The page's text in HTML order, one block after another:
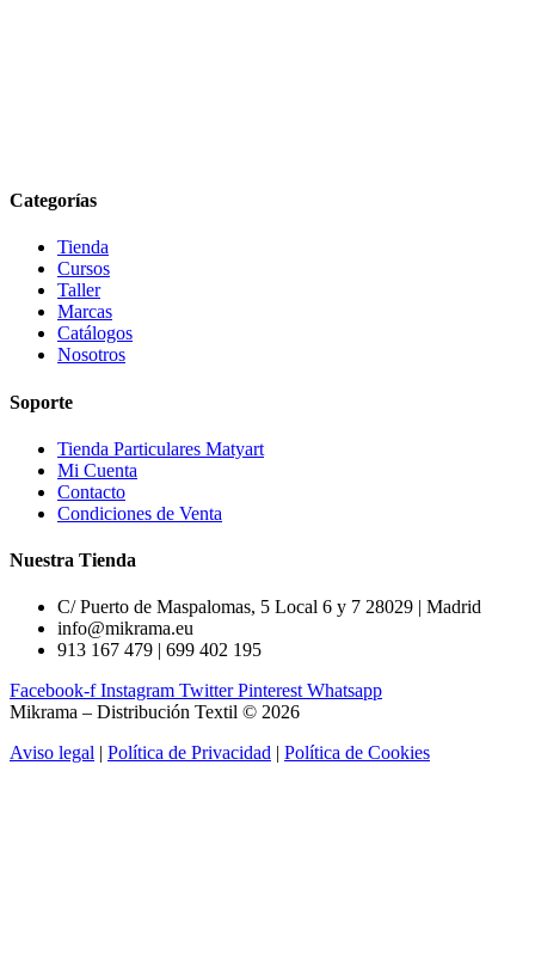
Categorías
Tienda
Cursos
Taller
Marcas
Catálogos
Nosotros
Soporte
Tienda Particulares Matyart
Mi Cuenta
Contacto
Condiciones de Venta
Nuestra Tienda
C/ Puerto de Maspalomas, 5 Local 6 y 7 28029 | Madrid
info@mikrama.eu
913 167 479 | 699 402 195
Facebook-f Instagram Twitter Pinterest Whatsapp
Mikrama – Distribución Textil © 2026
Aviso legal | Política de Privacidad | Política de Cookies